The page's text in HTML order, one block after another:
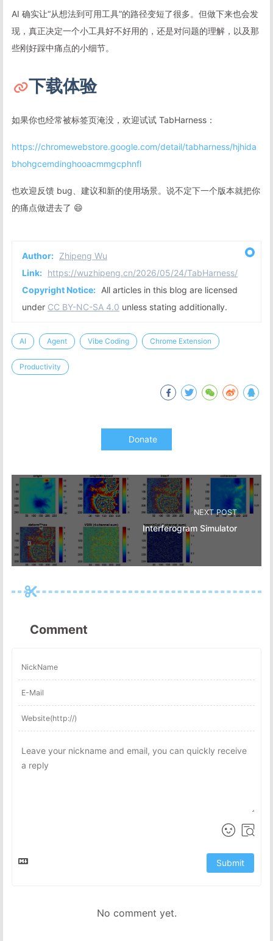
AI 确实让“从想法到可用工具”的路径变短了很多。但做下来也会发
现，真正决定一个小工具好不好用的，还是对问题的理解，以及那
些刚好踩中痛点的小细节。
下载体验
如果你也经常被标签页淹没，欢迎试试 TabHarness：
https://chromewebstore.google.com/detail/tabharness/hjhida
bhohgcemdinghooacmmgcphnfl
也欢迎反馈 bug、建议和新的使用场景。说不定下一个版本就把你
的痛点做进去了 😄
Author: Zhipeng Wu
Link: https://wuzhipeng.cn/2026/05/24/TabHarness/
Copyright Notice: All articles in this blog are licensed
under CC BY-NC-SA 4.0 unless stating additionally.
AI Agent Vibe Coding Chrome Extension
Productivity
Donate
NEXT POST
Interferogram Simulator
Comment
Submit
No comment yet.